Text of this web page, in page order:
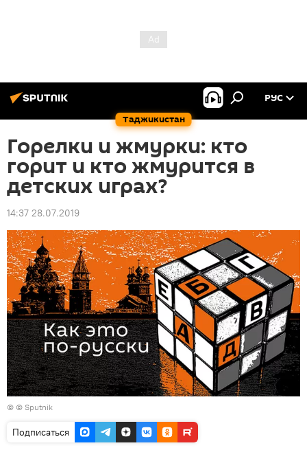
Таджикистан
РУС
Горелки и жмурки: кто
горит и кто жмурится в
детских играх?
14:37 28.07.2019
© © Sputnik
Подписаться